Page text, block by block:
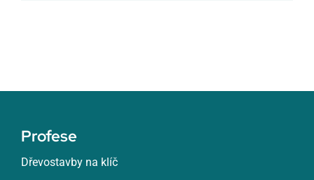
Profese
Dřevostavby na klíč